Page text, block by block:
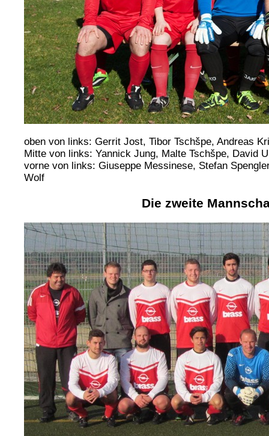
oben von links: Gerrit Jost, Tibor Tschšpe, Andreas
Mitte von links: Yannick Jung, Malte Tschšpe, David
vorne von links: Giuseppe Messinese, Stefan
Wolf
Die zweite